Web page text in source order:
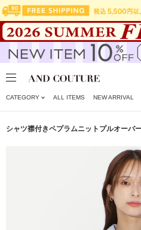
CATEGORY ALL ITEMS NEW ARRIVAL
シャツ襟付きペプラムニットプルオーバ